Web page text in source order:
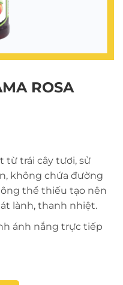
ROSA
từ trái cây tươi, sử
không chứa đường
thể thiếu tạo nên
lành, thanh nhiệt.
ánh nắng trực tiếp